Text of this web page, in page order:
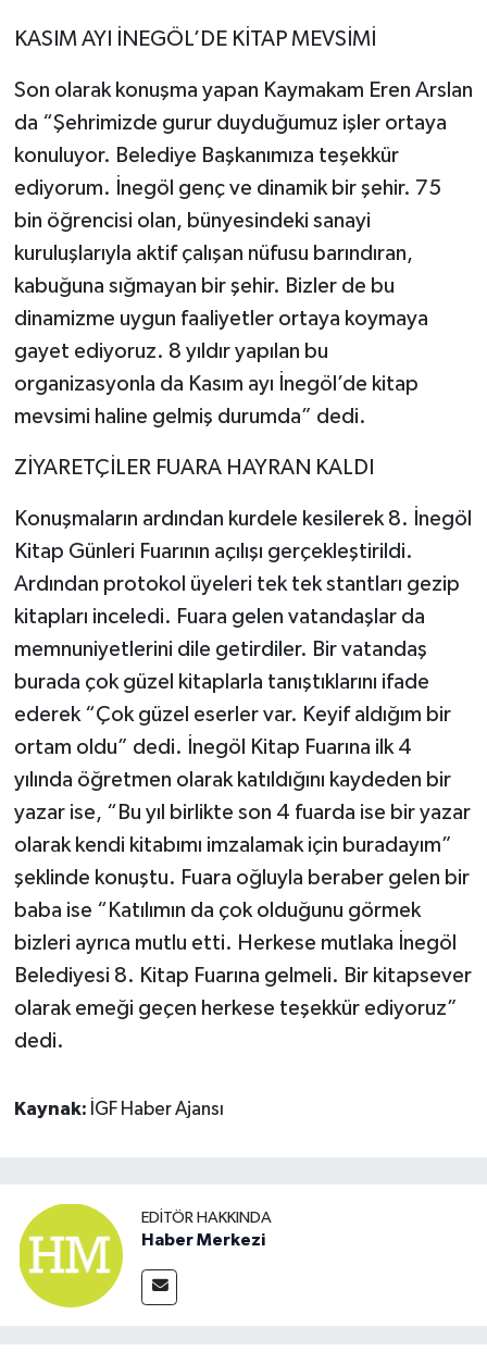
KASIM AYI İNEGÖL’DE KİTAP MEVSİMİ
Son olarak konuşma yapan Kaymakam Eren Arslan
da “Şehrimizde gurur duyduğumuz işler ortaya
konuluyor. Belediye Başkanımıza teşekkür
ediyorum. İnegöl genç ve dinamik bir şehir. 75
bin öğrencisi olan, bünyesindeki sanayi
kuruluşlarıyla aktif çalışan nüfusu barındıran,
kabuğuna sığmayan bir şehir. Bizler de bu
dinamizme uygun faaliyetler ortaya koymaya
gayet ediyoruz. 8 yıldır yapılan bu
organizasyonla da Kasım ayı İnegöl’de kitap
mevsimi haline gelmiş durumda” dedi.
ZİYARETÇİLER FUARA HAYRAN KALDI
Konuşmaların ardından kurdele kesilerek 8. İnegöl
Kitap Günleri Fuarının açılışı gerçekleştirildi.
Ardından protokol üyeleri tek tek stantları gezip
kitapları inceledi. Fuara gelen vatandaşlar da
memnuniyetlerini dile getirdiler. Bir vatandaş
burada çok güzel kitaplarla tanıştıklarını ifade
ederek “Çok güzel eserler var. Keyif aldığım bir
ortam oldu” dedi. İnegöl Kitap Fuarına ilk 4
yılında öğretmen olarak katıldığını kaydeden bir
yazar ise, “Bu yıl birlikte son 4 fuarda ise bir yazar
olarak kendi kitabımı imzalamak için buradayım”
şeklinde konuştu. Fuara oğluyla beraber gelen bir
baba ise “Katılımın da çok olduğunu görmek
bizleri ayrıca mutlu etti. Herkese mutlaka İnegöl
Belediyesi 8. Kitap Fuarına gelmeli. Bir kitapsever
olarak emeği geçen herkese teşekkür ediyoruz”
dedi.
Kaynak: İGF Haber Ajansı
EDITÖR HAKKINDA
Haber Merkezi